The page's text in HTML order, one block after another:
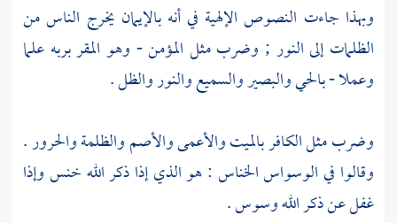
وبهذا جاءت النصوص الإلهية في أنه بالإيمان يخرج الناس من
الظلمات إلى النور ; وضرب مثل المؤمن - وهو المقر بربه علما
وعملا - بالحي والبصير والسميع والنور والظل .
وضرب مثل الكافر بالميت والأعمى والأصم والظلمة والحرور .
وقالوا في الوسواس الخناس : هو الذي إذا ذكر الله خنس وإذا
غفل عن ذكر الله وسوس .